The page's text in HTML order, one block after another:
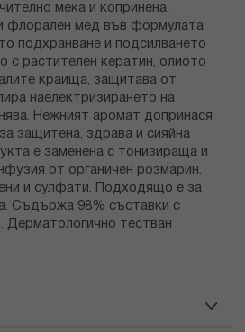
мека и копринена.
флорален мед във формулата
подхранване и подсилването
с растителен кератин, олиото
краища, защитава от
наелектризирането на
Нежният аромат допринася
защитена, здрава и сияйна
е заменена с тонизираща и
от органичен розмарин.
и сулфати. Подходящо е за
Съдържа 98% съставки с
Дерматологично тестван